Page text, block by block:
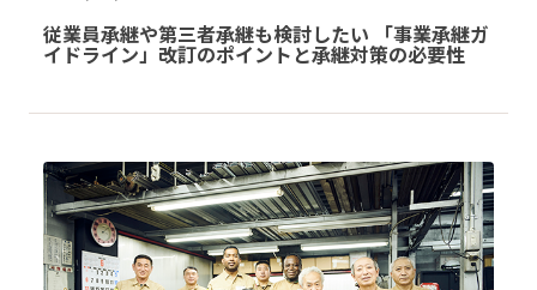
従業員承継や第三者承継も検討したい 「事業承継ガ
イドライン」改訂のポイントと承継対策の必要性